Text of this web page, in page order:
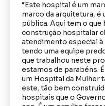
“Este hospital é um
marco da arquitetura, é
pública. Aqui tem o que
construção hospitalar
atendimento especial à
tendo uma equipe
que trabalhou neste
estamos de parabéns.
um Hospital da Mulher
este, tão bem
hospitais que o